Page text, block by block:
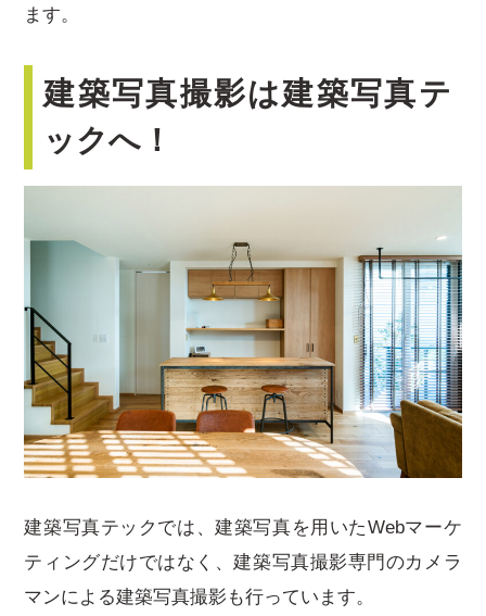
ます。
建築写真撮影は建築写真テ
ックへ！
建築写真テックでは、建築写真を用いたWebマーケ
ティングだけではなく、建築写真撮影専門のカメラ
マンによる建築写真撮影も行っています。